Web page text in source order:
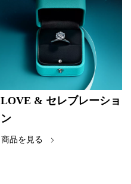
LOVE & セレブレーショ
ン
商品を見る